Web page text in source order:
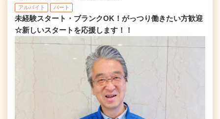
アルバイト パート
未経験スタート・ブランクOK！がっつり働きたい方歓迎
☆新しいスタートを応援します！！